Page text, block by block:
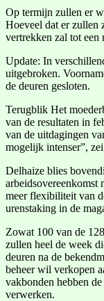
Op termijn zullen er
Hoeveel dat er zullen
vertrekken zal tot een
Update: In
uitgebroken.
de deuren gesloten.
Terugblik Het
van de resultaten in
van de uitdagingen
mogelijk intenser”,
Delhaize blies
arbeidsovereenkomst
meer flexibiliteit van
urenstaking in de
Zowat 100 van de
zullen heel de week
deuren na de
beheer wil verkopen
vakbonden hebben
verwerken.